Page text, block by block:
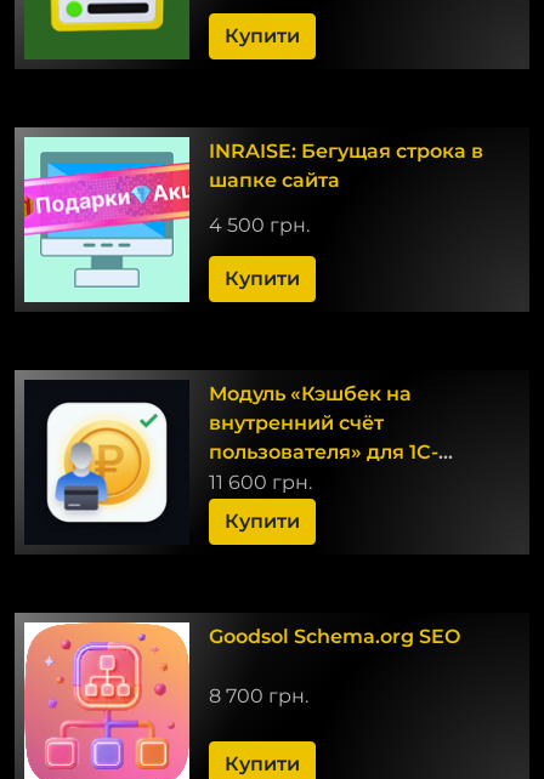
Купити
INRAISE: Бегущая строка в
шапке сайта
4 500 грн.
Купити
Модуль «Кэшбек на
внутренний счёт
пользователя» для 1С-
Битрикс: Управление
сайтом
11 600 грн.
Купити
Goodsol Schema.org SEO
8 700 грн.
Купити